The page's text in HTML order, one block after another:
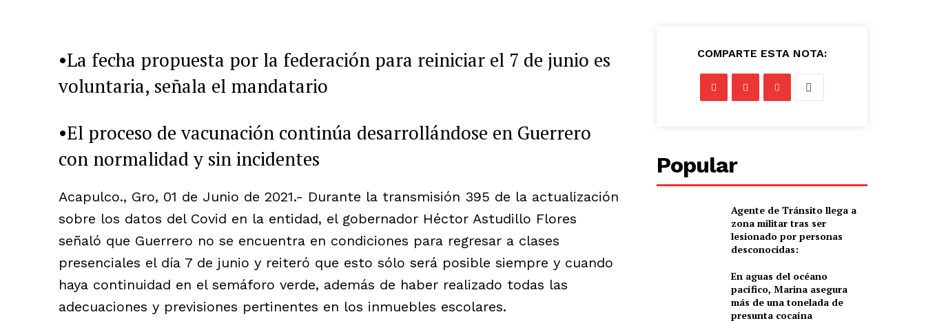
•La fecha propuesta por la federación para reiniciar el 7 de junio es
voluntaria, señala el mandatario
•El proceso de vacunación continúa desarrollándose en Guerrero
con normalidad y sin incidentes
Acapulco., Gro, 01 de Junio de 2021.- Durante la transmisión 395 de la actualización
sobre los datos del Covid en la entidad, el gobernador Héctor Astudillo Flores
señaló que Guerrero no se encuentra en condiciones para regresar a clases
presenciales el día 7 de junio y reiteró que esto sólo será posible siempre y cuando
haya continuidad en el semáforo verde, además de haber realizado todas las
adecuaciones y previsiones pertinentes en los inmuebles escolares.
COMPARTE ESTA NOTA:
Popular
Agente de Tránsito llega a
zona militar tras ser
lesionado por personas
desconocidas:
En aguas del océano
pacífico, Marina asegura
más de una tonelada de
presunta cocaína